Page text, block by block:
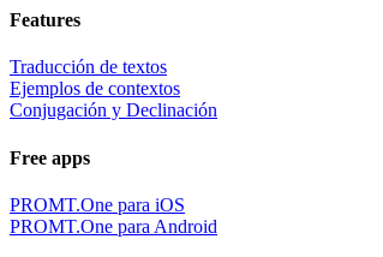
Features
Traducción de textos
Ejemplos de contextos
Conjugación y Declinación
Free apps
PROMT.One para iOS
PROMT.One para Android